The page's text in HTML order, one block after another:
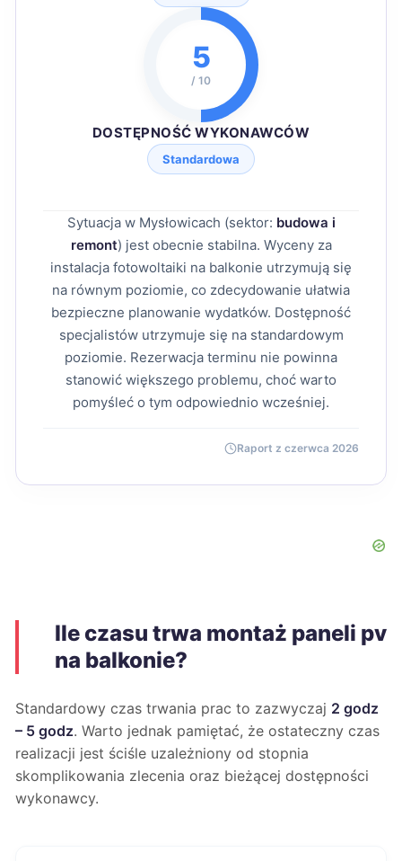
5
/ 10
DOSTĘPNOŚĆ WYKONAWCÓW
Standardowa
Sytuacja w Mysłowicach (sektor: budowa i
remont) jest obecnie stabilna. Wyceny za
instalacja fotowoltaiki na balkonie utrzymują się
na równym poziomie, co zdecydowanie ułatwia
bezpieczne planowanie wydatków. Dostępność
specjalistów utrzymuje się na standardowym
poziomie. Rezerwacja terminu nie powinna
stanowić większego problemu, choć warto
pomyśleć o tym odpowiednio wcześniej.
Raport z czerwca 2026
Ile czasu trwa montaż paneli pv
na balkonie?
Standardowy czas trwania prac to zazwyczaj 2 godz
– 5 godz. Warto jednak pamiętać, że ostateczny czas
realizacji jest ściśle uzależniony od stopnia
skomplikowania zlecenia oraz bieżącej dostępności
wykonawcy.